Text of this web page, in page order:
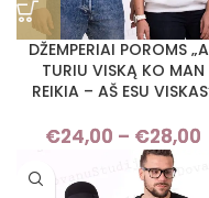
DŽEMPERIAI POROMS
TURIU VISKĄ KO MAN
REIKIA – AŠ ESU
€24,00 – €28,00